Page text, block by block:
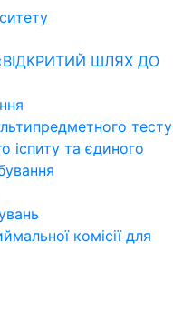
ШЛЯХ ДО
тесту
іспиту та єдиного
комісії для